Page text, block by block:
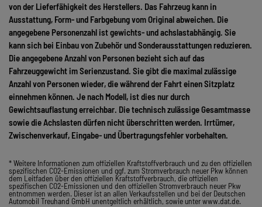
von der Lieferfähigkeit des Herstellers. Das Fahrzeug kann in
Ausstattung, Form- und Farbgebung vom Original abweichen. Die
angegebene Personenzahl ist gewichts- und achslastabhängig. Sie
kann sich bei Einbau von Zubehör und Sonderausstattungen reduzieren.
Die angegebene Anzahl von Personen bezieht sich auf das
Fahrzeuggewicht im Serienzustand. Sie gibt die maximal zulässige
Anzahl von Personen wieder, die während der Fahrt einen Sitzplatz
einnehmen können. Je nach Modell, ist dies nur durch
Gewichtsauflastung erreichbar. Die technisch zulässige Gesamtmasse
sowie die Achslasten dürfen nicht überschritten werden. Irrtümer,
Zwischenverkauf, Eingabe- und Übertragungsfehler vorbehalten.
* Weitere Informationen zum offiziellen Kraftstoffverbrauch und zu den offiziellen
spezifischen CO2-Emissionen und ggf. zum Stromverbrauch neuer Pkw können
dem Leitfaden über den offiziellen Kraftstoffverbrauch, die offiziellen
spezifischen CO2-Emissionen und den offiziellen Stromverbrauch neuer Pkw
entnommen werden. Dieser ist an allen Verkaufsstellen und bei der Deutschen
Automobil Treuhand GmbH unentgeltlich erhältlich, sowie unter www.dat.de.